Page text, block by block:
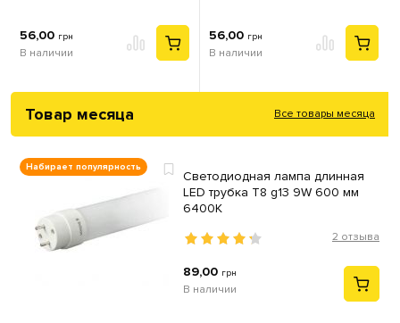
56,00 грн
В наличии
56,00 грн
В наличии
Товар месяца Все товары месяца
Набирает популярность
Светодиодная лампа длинная
LED трубка T8 g13 9W 600 мм
6400К
2 отзыва
89,00 грн
В наличии